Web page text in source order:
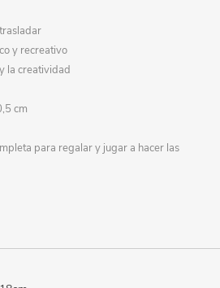
y recreativo
la creatividad
cm
para regalar y jugar a hacer las